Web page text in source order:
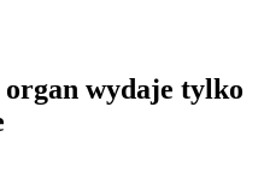
wydaje tylko